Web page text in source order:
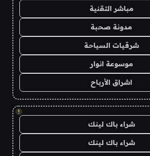
مباشر التقنية
مدونة صحبة
شرقيات السياحة
موسوعة انوار
اشراق الأرباح
!
شراء باك لينك
شراء باك لينك